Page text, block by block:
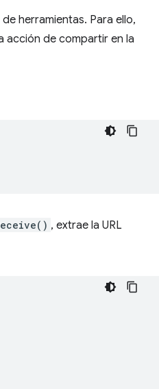
herramientas. Para ello,
acción de compartir en la
, extrae la URL